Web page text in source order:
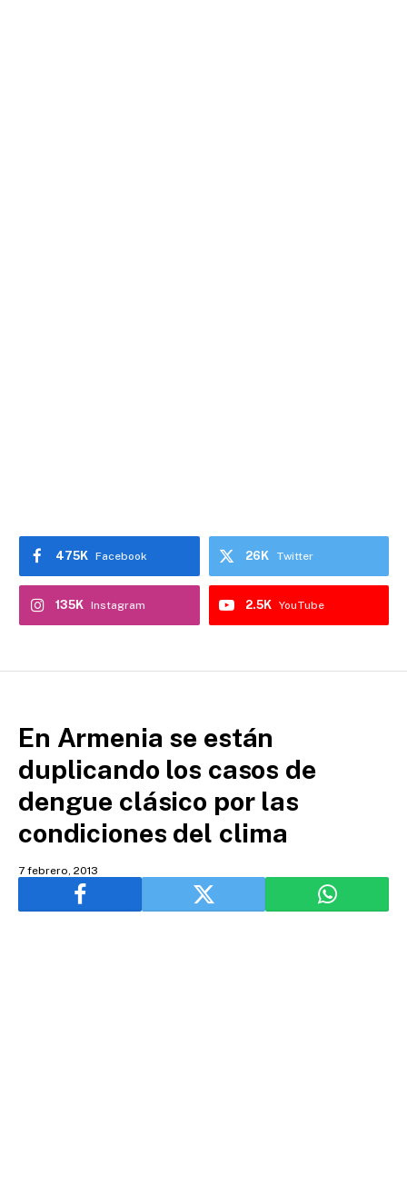
Facebook
475K Twitter
26K
Instagram
135K YouTube
2.5K
En Armenia se están
duplicando los casos de
dengue clásico por las
condiciones del clima
7 febrero, 2013